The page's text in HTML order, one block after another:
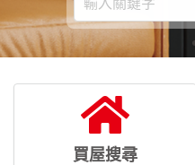
買屋搜尋